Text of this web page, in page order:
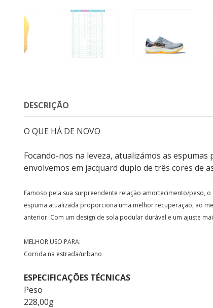
DESCRIÇÃO
O QUE HÁ DE NOVO
Focando-nos na leveza, atualizámos as
envolvemos em jacquard duplo de três cores de
Famoso pela sua surpreendente relação amortecimento/peso,
espuma atualizada proporciona uma melhor recuperação, ao
anterior. Com um design de sola podular durável e um ajuste
MELHOR USO PARA:
Corrida na estrada/urbano
ESPECIFICAÇÕES TÉCNICAS
Peso
228,00g